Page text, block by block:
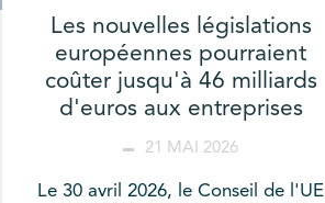
Les nouvelles législations
européennes pourraient
coûter jusqu'à 46 milliards
d'euros aux entreprises
21 MAI 2026
Le 30 avril 2026, le Conseil de l'UE